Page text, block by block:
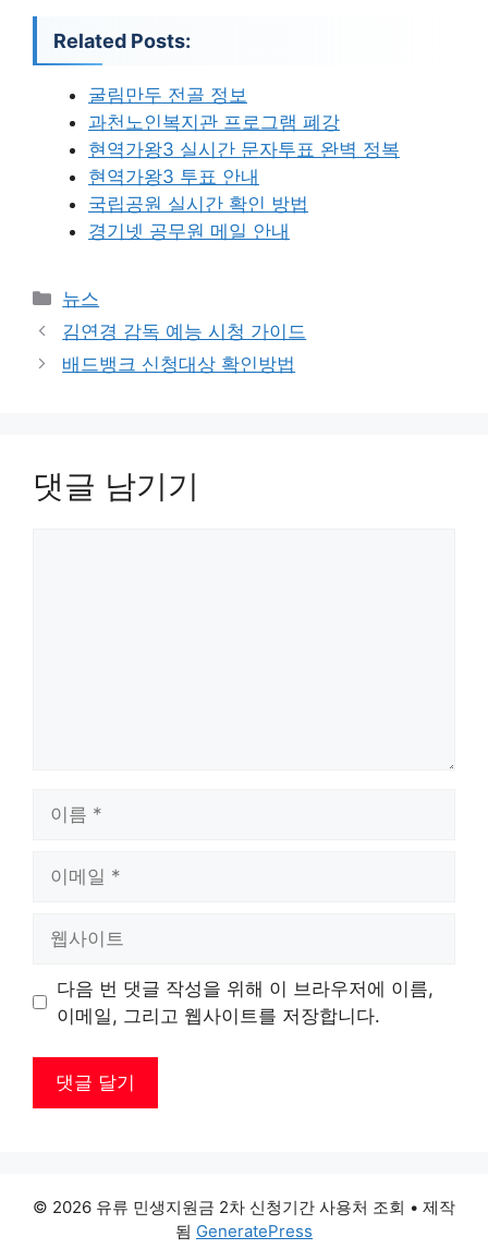
Related Posts:
굴림만두 전골 정보
과천노인복지관 프로그램 폐강
현역가왕3 실시간 문자투표 완벽 정복
현역가왕3 투표 안내
국립공원 실시간 확인 방법
경기넷 공무원 메일 안내
카
테
고
리
뉴스
김연경 감독 예능 시청 가이드
배드뱅크 신청대상 확인방법
댓글 남기기
트
다음 번 댓글 작성을 위해 이 브라우저에 이름,
이메일, 그리고 웹사이트를 저장합니다.
© 2026 유류 민생지원금 2차 신청기간 사용처 조회 • 제작
됨 GeneratePress